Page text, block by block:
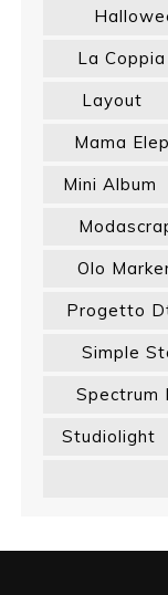
La
Layout
Mama
Mini Album
Olo
Progetto
Simple
Spectrum
Studiolight